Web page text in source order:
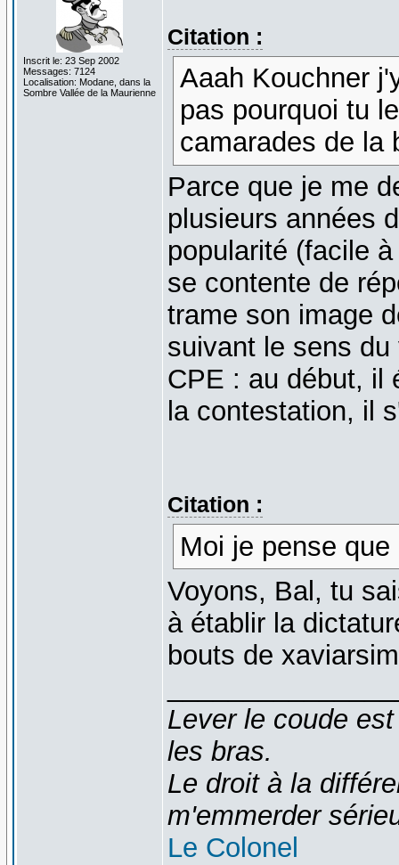
Inscrit le: 23 Sep 2002
Messages: 7124
Localisation: Modane, dans la
Sombre Vallée de la Maurienne
Citation :
Aaah Kouchner
pas pourquoi tu
camarades de la
Parce que je me
plusieurs années
popularité (facile
se contente de
trame son image
suivant le sens
CPE : au début, il
la contestation, il
Citation :
Moi je pense
Voyons, Bal, tu
à établir la
bouts de
Lever le coude
les bras.
Le droit à la
m'emmerder
Le Colonel